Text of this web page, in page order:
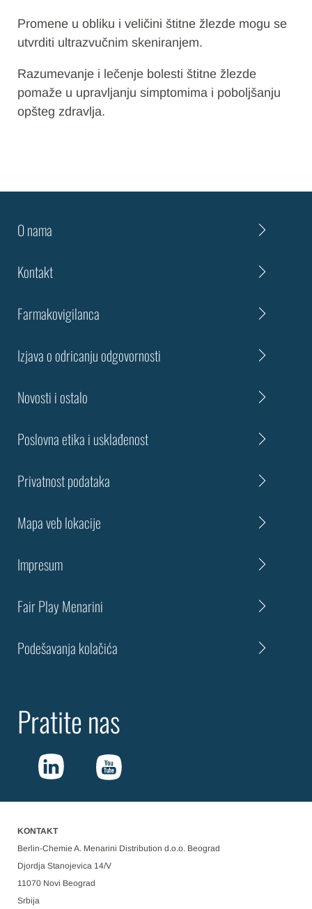
Promene u obliku i veličini štitne žlezde mogu se
utvrditi ultrazvučnim skeniranjem.
Razumevanje i lečenje bolesti štitne žlezde
pomaže u upravljanju simptomima i poboljšanju
opšteg zdravlja.
O nama
Kontakt
Farmakovigilanca
Izjava o odricanju odgovornosti
Novosti i ostalo
Poslovna etika i usklađenost
Privatnost podataka
Mapa veb lokacije
Impresum
Fair Play Menarini
Podešavanja kolačića
Pratite nas
KONTAKT
Berlin-Chemie A. Menarini Distribution d.o.o. Beograd
Djordja Stanojevica 14/V
11070 Novi Beograd
Srbija